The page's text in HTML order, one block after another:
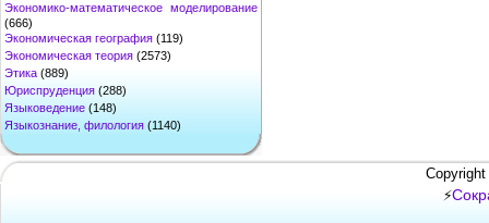
Экономико-математическое моделирование
(666)
Экономическая география (119)
Экономическая теория (2573)
Этика (889)
Юриспруденция (288)
Языковедение (148)
Языкознание, филология (1140)
⚡